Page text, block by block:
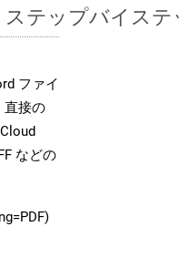
ステップバイス
ファイ
直接の
などの